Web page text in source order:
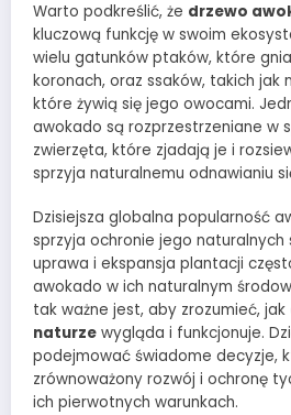
Warto podkreślić, że drzewo
kluczową funkcję w swoim
wielu gatunków ptaków, które
koronach, oraz ssaków, takich jak
które żywią się jego owocami.
awokado są rozprzestrzeniane w
zwierzęta, które zjadają je i
sprzyja naturalnemu odnawianiu
Dzisiejsza globalna popularność
sprzyja ochronie jego naturalnych
uprawa i ekspansja plantacji
awokado w ich naturalnym
tak ważne jest, aby zrozumieć, jak
naturze wygląda i funkcjonuje.
podejmować świadome decyzje,
zrównoważony rozwój i ochronę
ich pierwotnych warunkach.